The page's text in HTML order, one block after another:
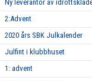
Ny leverantör av
2:Advent
2020 års SBK Julkalender
Julfint i klubbhuset
1: advent